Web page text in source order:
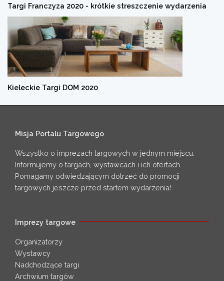
Targi Franczyza 2020 - krótkie streszczenie wydarzenia
Kieleckie Targi DOM 2020
Misja Portalu Targowego
Wszystko o imprezach targowych w jednym miejscu.
Informujemy o targach, wystawcach i ich ofertach.
Pomagamy odwiedzającym dotrzeć do promocji
targowych jeszcze przed startem wydarzenia!
Imprezy targowe
Organizatorzy
Wystawcy
Nadchodzące targi
Archwium targów